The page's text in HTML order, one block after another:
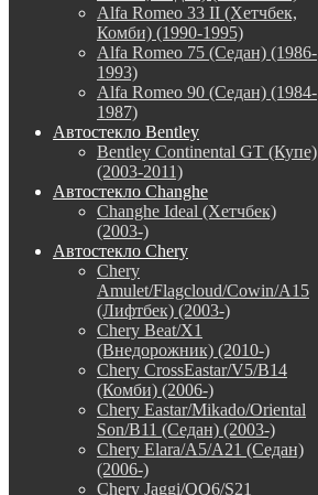
Alfa Romeo 33 II (Хетчбек,
Комби) (1990-1995)
Alfa Romeo 75 (Седан) (1986-
1993)
Alfa Romeo 90 (Седан) (1984-
1987)
Автостекло Bentley
Bentley Continental GT (Купе)
(2003-2011)
Автостекло Changhe
Changhe Ideal (Хетчбек)
(2003-)
Автостекло Chery
Chery
Amulet/Flagcloud/Cowin/A15
(Лифтбек) (2003-)
Chery Beat/X1
(Внедорожник) (2010-)
Chery CrossEastar/V5/B14
(Комби) (2006-)
Chery Eastar/Mikado/Oriental
Son/B11 (Седан) (2003-)
Chery Elara/A5/A21 (Седан)
(2006-)
Chery Jaggi/QQ6/S21